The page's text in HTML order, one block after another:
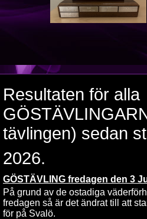
Resultaten för alla
tävlingen) sedan
2026.
GÖSTÄVLING fredagen den 3
På grund av de ostadiga
fredagen så är det ändrat till att
för på Svalö.